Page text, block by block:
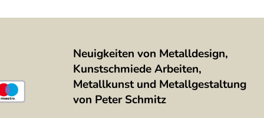
Neuigkeiten von Metalldesign,
Kunstschmiede Arbeiten,
Metallkunst und Metallgestaltung
von Peter Schmitz